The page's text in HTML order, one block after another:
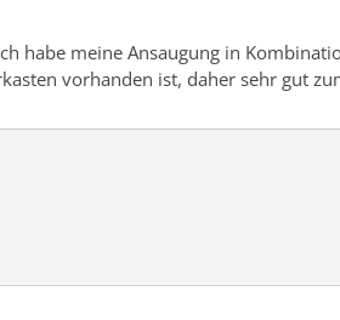
habe meine Ansaugung in
vorhanden ist, daher sehr gut